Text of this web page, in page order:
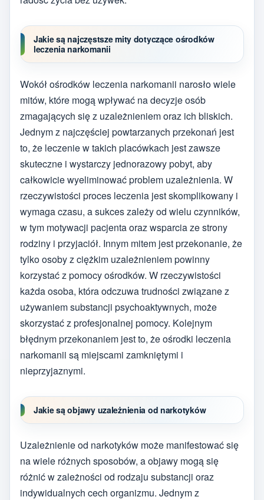
Jakie są najczęstsze mity dotyczące ośrodków
leczenia narkomanii
Wokół ośrodków leczenia narkomanii narosło wiele
mitów, które mogą wpływać na decyzje osób
zmagających się z uzależnieniem oraz ich bliskich.
Jednym z najczęściej powtarzanych przekonań jest
to, że leczenie w takich placówkach jest zawsze
skuteczne i wystarczy jednorazowy pobyt, aby
całkowicie wyeliminować problem uzależnienia. W
rzeczywistości proces leczenia jest skomplikowany i
wymaga czasu, a sukces zależy od wielu czynników,
w tym motywacji pacjenta oraz wsparcia ze strony
rodziny i przyjaciół. Innym mitem jest przekonanie, że
tylko osoby z ciężkim uzależnieniem powinny
korzystać z pomocy ośrodków. W rzeczywistości
każda osoba, która odczuwa trudności związane z
używaniem substancji psychoaktywnych, może
skorzystać z profesjonalnej pomocy. Kolejnym
błędnym przekonaniem jest to, że ośrodki leczenia
narkomanii są miejscami zamkniętymi i
nieprzyjaznymi.
Jakie są objawy uzależnienia od narkotyków
Uzależnienie od narkotyków może manifestować się
na wiele różnych sposobów, a objawy mogą się
różnić w zależności od rodzaju substancji oraz
indywidualnych cech organizmu. Jednym z